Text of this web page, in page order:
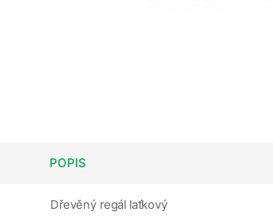
POPIS
Dřevěný regál laťkový